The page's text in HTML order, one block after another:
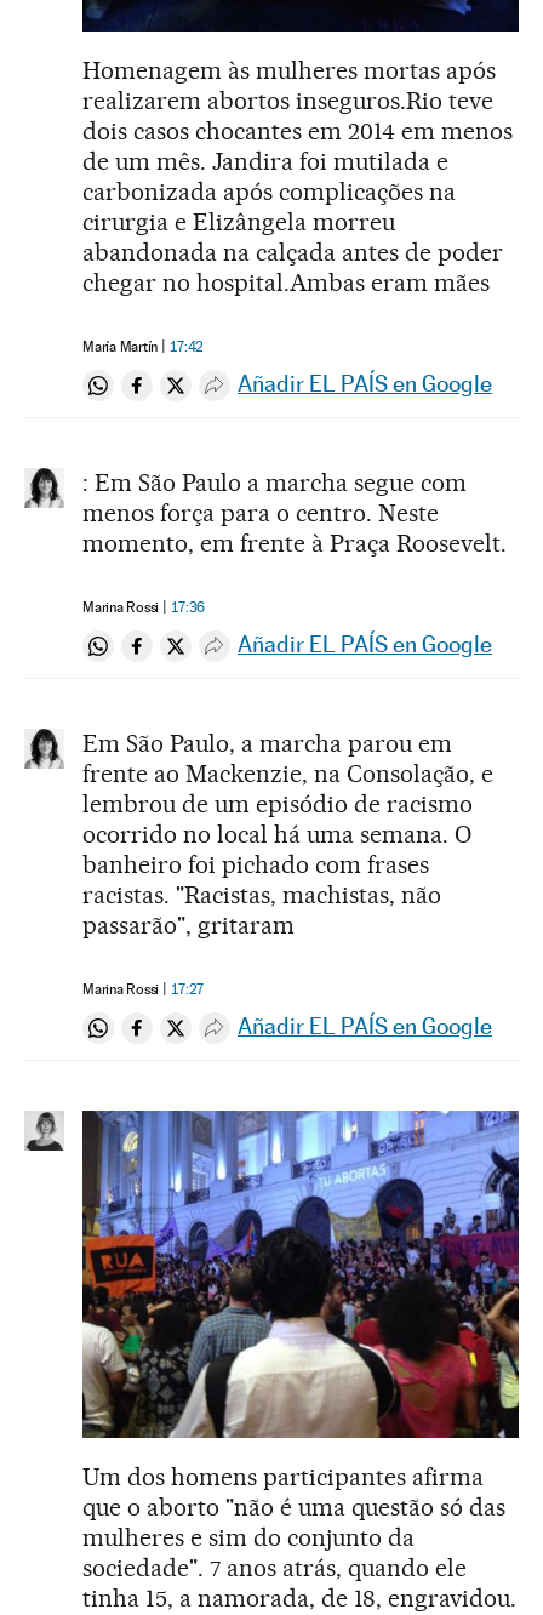
Homenagem às mulheres mortas após
realizarem abortos inseguros.Rio teve
dois casos chocantes em 2014 em menos
de um mês. Jandira foi mutilada e
carbonizada após complicações na
cirurgia e Elizângela morreu
abandonada na calçada antes de poder
chegar no hospital.Ambas eram mães
María Martín 17:42
Compartir en Whatsapp
Compartir en Facebook
Compartir en Twitter
Desplegar Redes Sociales
Añadir EL PAÍS en Google
: Em São Paulo a marcha segue com
menos força para o centro. Neste
momento, em frente à Praça Roosevelt.
Marina Rossi 17:36
Compartir en Whatsapp
Compartir en Facebook
Compartir en Twitter
Desplegar Redes Sociales
Añadir EL PAÍS en Google
Em São Paulo, a marcha parou em
frente ao Mackenzie, na Consolação, e
lembrou de um episódio de racismo
ocorrido no local há uma semana. O
banheiro foi pichado com frases
racistas. "Racistas, machistas, não
passarão", gritaram
Marina Rossi 17:27
Compartir en Whatsapp
Compartir en Facebook
Compartir en Twitter
Desplegar Redes Sociales
Añadir EL PAÍS en Google
Um dos homens participantes afirma
que o aborto "não é uma questão só das
mulheres e sim do conjunto da
sociedade". 7 anos atrás, quando ele
tinha 15, a namorada, de 18, engravidou.